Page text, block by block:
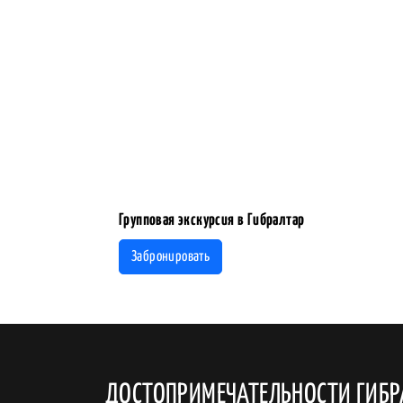
Групповая экскурсия в Гибралтар
Забронировать
ДОСТОПРИМЕЧАТЕЛЬНОСТИ